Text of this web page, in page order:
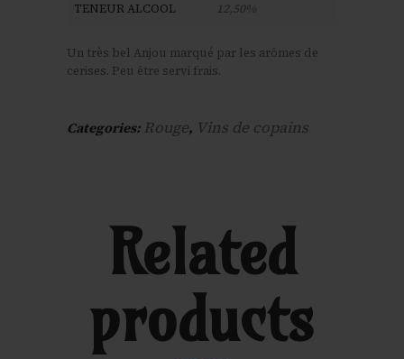
TENEUR ALCOOL 12,50%
Un très bel Anjou marqué par les arômes de
cerises. Peu être servi frais.
Categories: Rouge, Vins de copains
Related
products